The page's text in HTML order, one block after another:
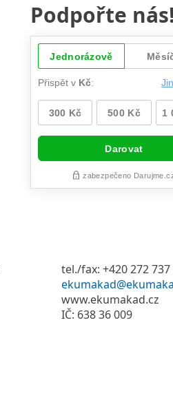
Podpořte
tel./fax: +420 272 737
www.ekumakad.cz
IČ: 638 36 009